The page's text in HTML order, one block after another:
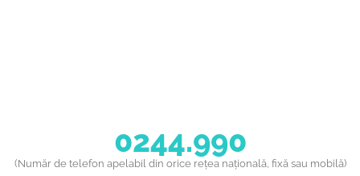
0244.990
(Număr de telefon apelabil din orice rețea națională, fixă sau mobilă)